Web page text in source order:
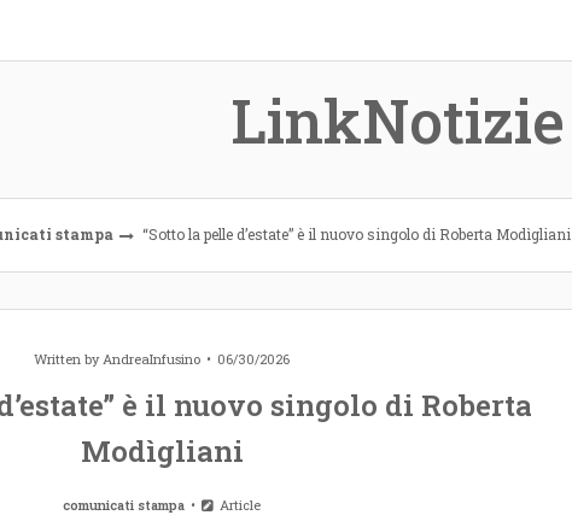
LinkNotizie
stampa “Sotto la pelle d’estate” è il nuovo singolo di Roberta Modìgliani
Written byAndreaInfusino 06/30/2026
è il nuovo singolo di Roberta
Modìgliani
comunicati stampa Article